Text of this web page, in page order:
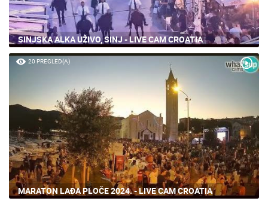
SINJSKA ALKA UŽIVO, SINJ - LIVE CAM CROATIA
20 PREGLED(A)
MARATON LAĐA PLOČE 2024. - LIVE CAM CROATIA